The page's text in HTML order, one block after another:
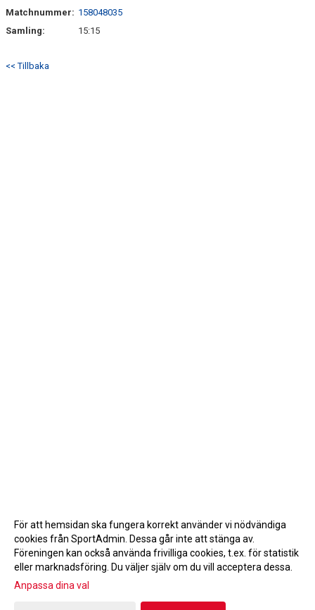
Matchnummer: 158048035
Samling:
15:15
<< Tillbaka
Gå till Webbversion
För att hemsidan ska fungera korrekt använder vi nödvändiga
cookies från SportAdmin. Dessa går inte att stänga av.
Föreningen kan också använda frivilliga cookies, t.ex. för statistik
eller marknadsföring. Du väljer själv om du vill acceptera dessa.
Anpassa dina val